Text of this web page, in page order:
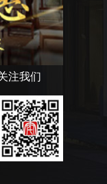
注我们